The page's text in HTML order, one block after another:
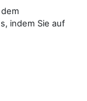
indem Sie auf